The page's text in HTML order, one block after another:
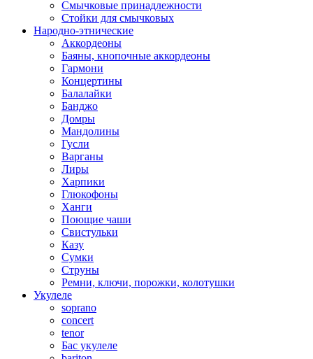
Смычковые принадлежности
Стойки для смычковых
Народно-этнические
Аккордеоны
Баяны, кнопочные аккордеоны
Гармони
Концертины
Балалайки
Банджо
Домры
Мандолины
Гусли
Варганы
Лиры
Харпики
Глюкофоны
Ханги
Поющие чаши
Свистульки
Казу
Сумки
Струны
Ремни, ключи, порожки, колотушки
Укулеле
soprano
concert
tenor
Бас укулеле